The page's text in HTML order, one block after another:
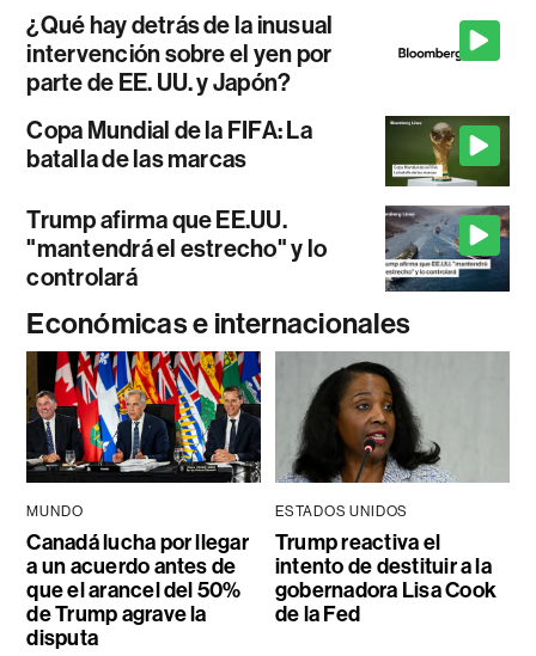
¿Qué hay detrás de la inusual
intervención sobre el yen por
parte de EE. UU. y Japón?
Copa Mundial de la FIFA: La
batalla de las marcas
Trump afirma que EE.UU.
"mantendrá el estrecho" y lo
controlará
Económicas e internacionales
MUNDO
Canadá lucha por llegar
a un acuerdo antes de
que el arancel del 50%
de Trump agrave la
disputa
ESTADOS UNIDOS
Trump reactiva el
intento de destituir a la
gobernadora Lisa Cook
de la Fed